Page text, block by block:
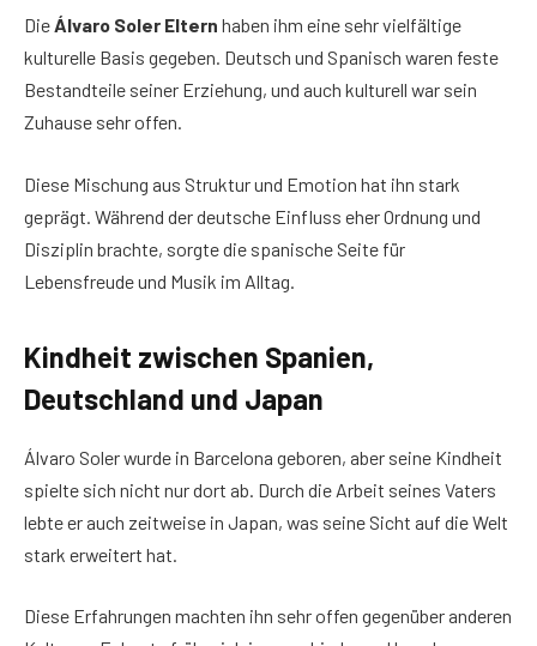
DieÁlvaro Soler Eltern haben ihm eine sehr vielfältige
kulturelle Basis gegeben. Deutsch und Spanisch waren feste
Bestandteile seiner Erziehung, und auch kulturell war sein
Zuhause sehr offen.
Diese Mischung aus Struktur und Emotion hat ihn stark
geprägt. Während der deutsche Einfluss eher Ordnung und
Disziplin brachte, sorgte die spanische Seite für
Lebensfreude und Musik im Alltag.
Kindheit zwischen Spanien,
Deutschland und Japan
Álvaro Soler wurde in Barcelona geboren, aber seine Kindheit
spielte sich nicht nur dort ab. Durch die Arbeit seines Vaters
lebte er auch zeitweise in Japan, was seine Sicht auf die Welt
stark erweitert hat.
Diese Erfahrungen machten ihn sehr offen gegenüber anderen